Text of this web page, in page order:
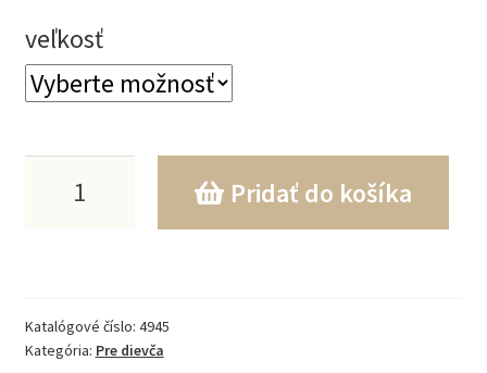
veľkosť
Pridať do košíka
Katalógové číslo: 4945
Kategória: Pre dievča